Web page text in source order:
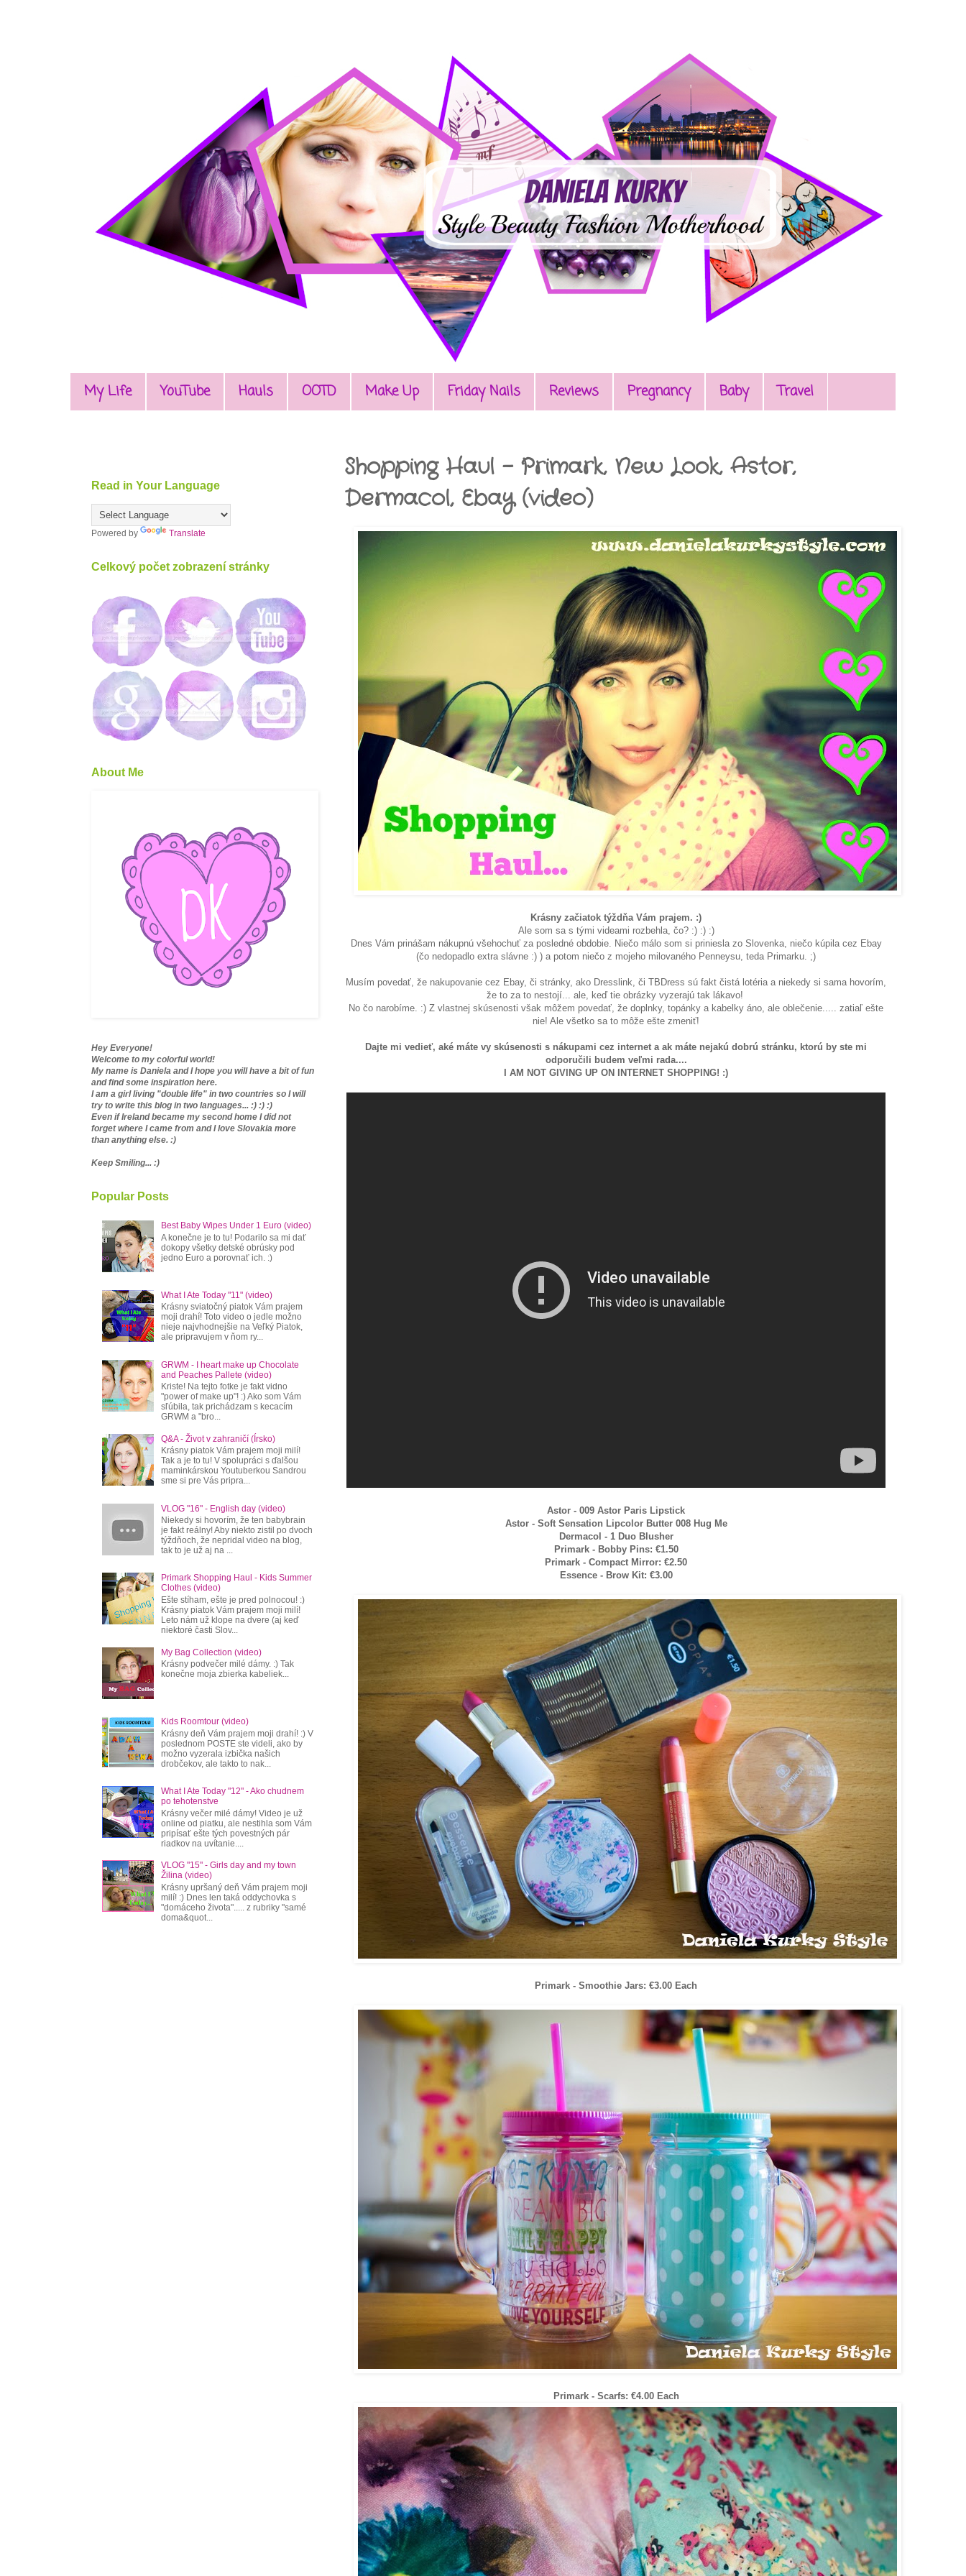
My Life YouTube Hauls OOTD Make Up Friday Nails Reviews Pregnancy Baby Travel
Shopping Haul - Primark, New Look, Astor,
Dermacol, Ebay (video)
Krásny začiatok týždňa Vám prajem. :)
Ale som sa s tými videami rozbehla, čo? :) :) :)
Dnes Vám prinášam nákupnú všehochuť za posledné obdobie. Niečo málo som si priniesla zo Slovenka, niečo kúpila cez Ebay
(čo nedopadlo extra slávne :) ) a potom niečo z mojeho milovaného Penneysu, teda Primarku. ;)
Musím povedať, že nakupovanie cez Ebay, či stránky, ako Dresslink, či TBDress sú fakt čistá lotéria a niekedy si sama hovorím,
že to za to nestojí... ale, keď tie obrázky vyzerajú tak lákavo!
No čo narobíme. :) Z vlastnej skúsenosti však môžem povedať, že doplnky, topánky a kabelky áno, ale oblečenie..... zatiaľ ešte
nie! Ale všetko sa to môže ešte zmeniť!
Dajte mi vedieť, aké máte vy skúsenosti s nákupami cez internet a ak máte nejakú dobrú stránku, ktorú by ste mi
odporučili budem veľmi rada....
I AM NOT GIVING UP ON INTERNET SHOPPING! :)
Astor - 009 Astor Paris Lipstick
Astor - Soft Sensation Lipcolor Butter 008 Hug Me
Dermacol - 1 Duo Blusher
Primark - Bobby Pins: €1.50
Primark - Compact Mirror: €2.50
Essence - Brow Kit: €3.00
Primark - Smoothie Jars: €3.00 Each
Primark - Scarfs: €4.00 Each
Read in Your Language
Powered by Translate
Celkový počet zobrazení stránky
About Me
Hey Everyone!
Welcome to my colorful world!
My name is Daniela and I hope you will have a bit of fun
and find some inspiration here.
I am a girl living "double life" in two countries so I will
try to write this blog in two languages... :) :) :)
Even if Ireland became my second home I did not
forget where I came from and I love Slovakia more
than anything else. :)
Keep Smiling... :)
Popular Posts
Best Baby Wipes Under 1 Euro (video)
A konečne je to tu! Podarilo sa mi dať
dokopy všetky detské obrúsky pod
jedno Euro a porovnať ich. :)
What I Ate Today "11" (video)
Krásny sviatočný piatok Vám prajem
moji drahí! Toto video o jedle možno
nieje najvhodnejšie na Veľký Piatok,
ale pripravujem v ňom ry...
GRWM - I heart make up Chocolate
and Peaches Pallete (video)
Kriste! Na tejto fotke je fakt vidno
"power of make up"! :) Ako som Vám
sľúbila, tak prichádzam s kecacím
GRWM a "bro...
Q&A - Život v zahraničí (Írsko)
Krásny piatok Vám prajem moji milí!
Tak a je to tu! V spolupráci s ďalšou
maminkárskou Youtuberkou Sandrou
sme si pre Vás pripra...
VLOG "16" - English day (video)
Niekedy si hovorím, že ten babybrain
je fakt reálny! Aby niekto zistil po dvoch
týždňoch, že nepridal video na blog,
tak to je už aj na ...
Primark Shopping Haul - Kids Summer
Clothes (video)
Ešte stíham, ešte je pred polnocou! :)
Krásny piatok Vám prajem moji milí!
Leto nám už klope na dvere (aj keď
niektoré časti Slov...
My Bag Collection (video)
Krásny podvečer milé dámy. :) Tak
konečne moja zbierka kabeliek...
Kids Roomtour (video)
Krásny deň Vám prajem moji drahí! :) V
poslednom POSTE ste videli, ako by
možno vyzerala izbička našich
drobčekov, ale takto to nak...
What I Ate Today "12" - Ako chudnem
po tehotenstve
Krásny večer milé dámy! Video je už
online od piatku, ale nestihla som Vám
pripísať ešte tých povestných pár
riadkov na uvítanie....
VLOG "15" - Girls day and my town
Žilina (video)
Krásny upršaný deň Vám prajem moji
milí! :) Dnes len taká oddychovka s
"domáceho života"..... z rubriky "samé
doma&quot...